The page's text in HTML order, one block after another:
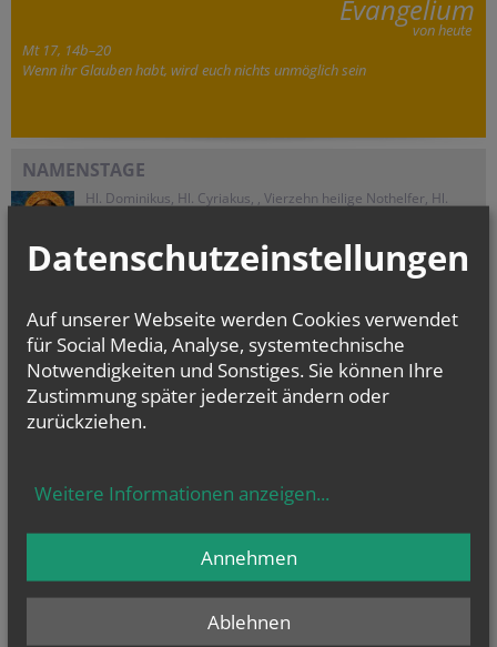
Evangelium
von heute
Mt 17, 14b–20
Wenn ihr Glauben habt, wird euch nichts unmöglich sein
NAMENSTAGE
Hl. Dominikus, Hl. Cyriakus, , Vierzehn heilige Nothelfer, Hl.
CHRONIK
225 Kirchweihe St. Petrus in
Ketten und Errichtung d...
Datenschutzeinstellungen
Auf unserer Webseite werden Cookies verwendet
für Social Media, Analyse, systemtechnische
Notwendigkeiten und Sonstiges. Sie können Ihre
Zustimmung später jederzeit ändern oder
zurückziehen.
Weitere Informationen anzeigen...
Ablehnen
Annehmen